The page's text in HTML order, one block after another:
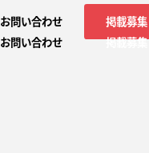
お問い合わせ
お問い合わせ
掲載募集
掲載募集